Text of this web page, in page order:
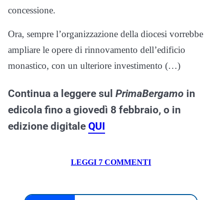
concessione.
Ora, sempre l’organizzazione della diocesi vorrebbe
ampliare le opere di rinnovamento dell’edificio
monastico, con un ulteriore investimento (…)
Continua a leggere sul PrimaBergamo in
edicola fino a giovedì 8 febbraio, o in
edizione digitale QUI
LEGGI 7 COMMENTI